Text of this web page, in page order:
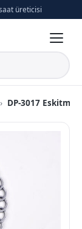
üreticisi
DP-3017 Eskitme